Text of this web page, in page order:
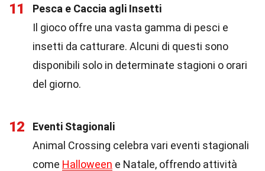
11
Pesca e Caccia agli Insetti
Il gioco offre una vasta gamma di pesci e
insetti da catturare. Alcuni di questi sono
disponibili solo in determinate stagioni o orari
del giorno.
12
Eventi Stagionali
Animal Crossing celebra vari eventi stagionali
come Halloween e Natale, offrendo attività